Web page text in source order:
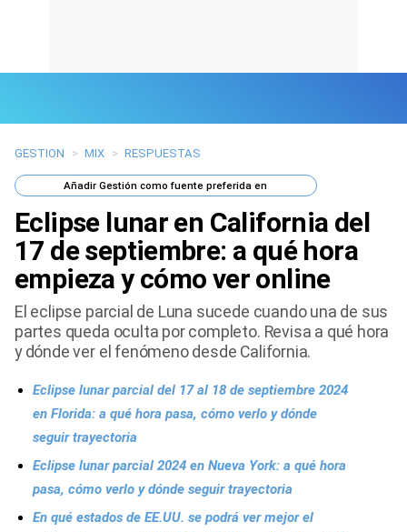
Últimas Noticias
Mi Bolsillo
Respuestas
Gente
Vida Laboral
GESTION > MIX > RESPUESTAS
AñadirGestión como fuente preferida en
Eclipse lunar en California del
17 de septiembre: a qué hora
empieza y cómo ver online
El eclipse parcial de Luna sucede cuando una de sus
partes queda oculta por completo. Revisa a qué hora
y dónde ver el fenómeno desde California.
Eclipse lunar parcial del 17 al 18 de septiembre 2024
en Florida: a qué hora pasa, cómo verlo y dónde
seguir trayectoria
Eclipse lunar parcial 2024 en Nueva York: a qué hora
pasa, cómo verlo y dónde seguir trayectoria
En qué estados de EE.UU. se podrá ver mejor el